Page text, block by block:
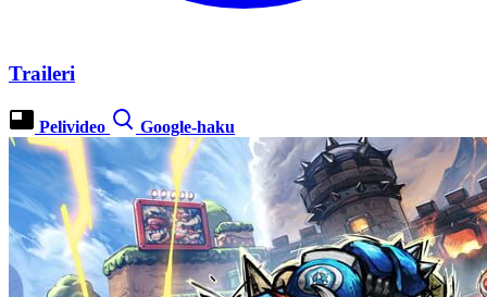
Traileri
Pelivideo Google-haku